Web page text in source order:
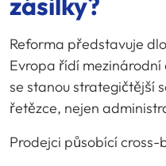
Reforma představuje
Evropa řídí
se stanou strategičtější
řetězce, nejen
Prodejci působící